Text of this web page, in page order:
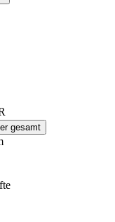
gesamt